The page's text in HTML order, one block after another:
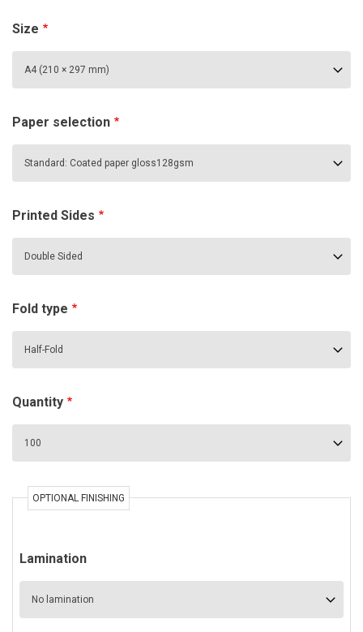
Size
Paper selection
Printed Sides
Fold type
Quantity
OPTIONAL FINISHING
Lamination